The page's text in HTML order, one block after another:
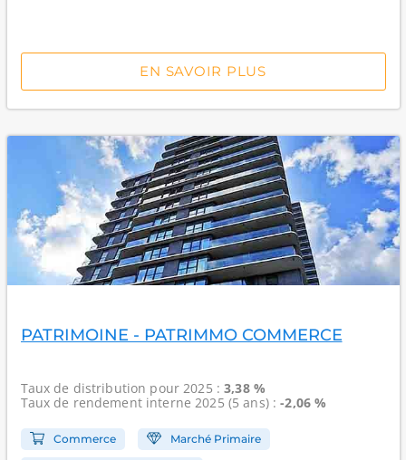
EN SAVOIR PLUS
PATRIMOINE - PATRIMMO COMMERCE
Taux de distribution pour 2025 :3,38 %
Taux de rendement interne2025 (5 ans) :-2,06 %
Commerce Marché Primaire